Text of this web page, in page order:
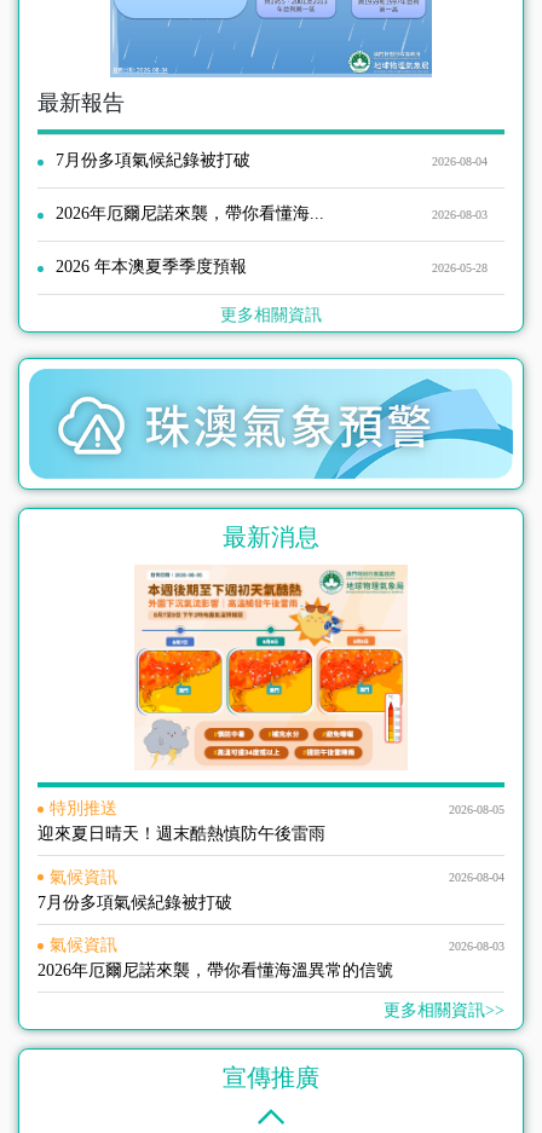
紐約
30°C
31°C 20°C
悉尼
20°C 9°C
最新報告
7月份多項氣候紀錄被打破 2026-08-04
2026年厄爾尼諾來襲，帶你看懂海... 2026-08-03
2026 年本澳夏季季度預報 2026-05-28
更多相關資訊
最新消息
特別推送 2026-08-05
迎來夏日晴天！週末酷熱慎防午後雷雨
氣候資訊 2026-08-04
7月份多項氣候紀錄被打破
氣候資訊 2026-08-03
2026年厄爾尼諾來襲，帶你看懂海溫異常的信號
更多相關資訊>>
宣傳推廣